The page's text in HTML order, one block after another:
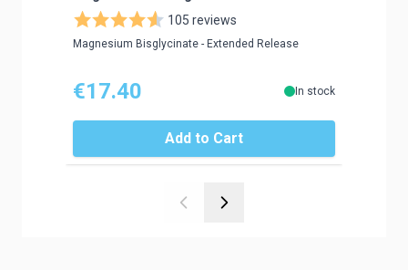
105 reviews
Magnesium Bisglycinate - Extended Release
€17.40 In stock
Add to Cart